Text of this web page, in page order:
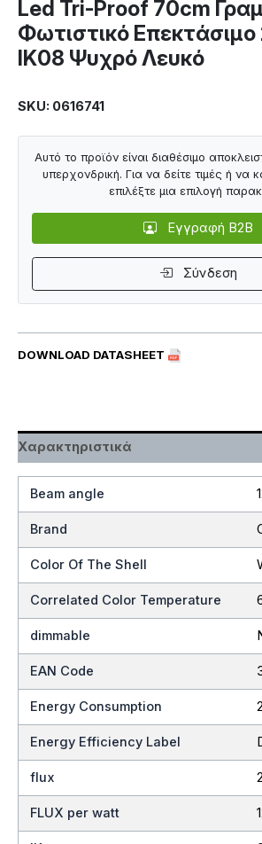
Led Tri-Proof 70cm
Φωτιστικό Επεκτάσιμο
IK08 Ψυχρό Λευκό
SKU: 0616741
DOWNLOAD DATASHEET
Αυτό το προϊόν είναι διαθέσιμο
υπερχονδρική. Για να δείτε τιμές ή να
επιλέξτε μια επιλογή
Εγγραφή B2B
Σύνδεση
Χαρακτηριστικά
Beam angle
Brand
Color Of The Shell
Correlated Color Temperature
dimmable
EAN Code
Energy Consumption
Energy Efficiency Label
flux
FLUX per watt